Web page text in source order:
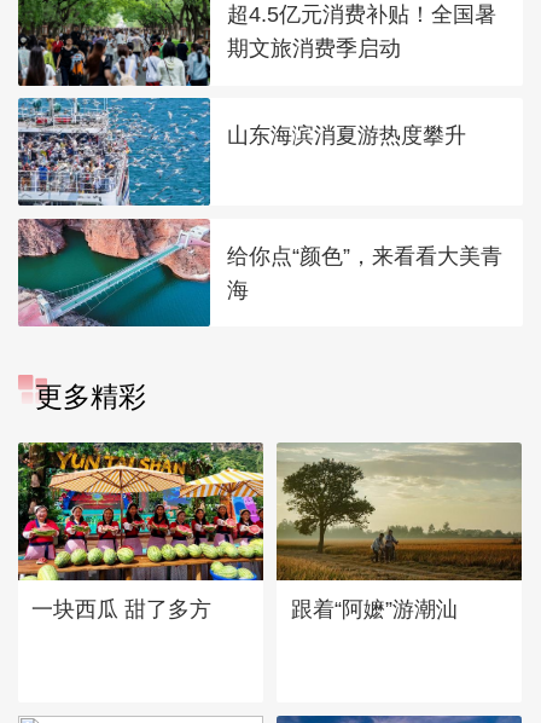
超4.5亿元消费补贴！全国暑
期文旅消费季启动
山东海滨消夏游热度攀升
给你点“颜色”，来看看大美青
海
更多精彩
一块西瓜 甜了多方 跟着“阿嬷”游潮汕